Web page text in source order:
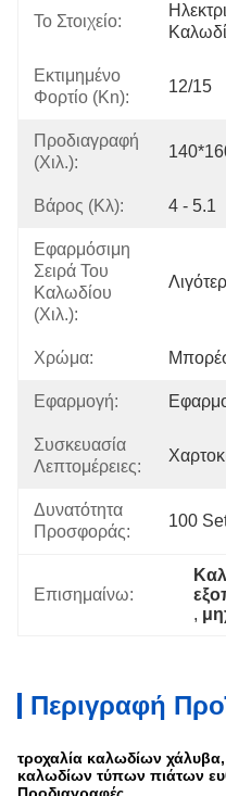
Το Στοιχείο:
Εκτιμημένο
Φορτίο (kn):
12/15
Προδιαγραφή
(χιλ.):
Βάρος (κλ): 4 - 5.1
Εφαρμόσιμη
Σειρά Του
Καλωδίου
(χιλ.):
Χρώμα:
Εφαρμογή:
Συσκευασία
Λεπτομέρειες:
Δυνατότητα
Προσφοράς:
100
Επισημαίνω:
,
Περιγραφή
τροχαλία καλωδίων
καλωδίων τύπων πιάτων